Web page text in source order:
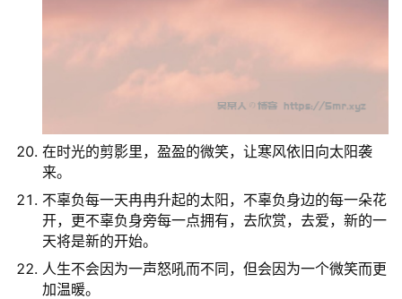
在时光的剪影里，盈盈的微笑，让寒风依旧向太阳袭
来。
不辜负每一天冉冉升起的太阳，不辜负身边的每一朵花
开，更不辜负身旁每一点拥有，去欣赏，去爱，新的一
天将是新的开始。
人生不会因为一声怒吼而不同，但会因为一个微笑而更
加温暖。